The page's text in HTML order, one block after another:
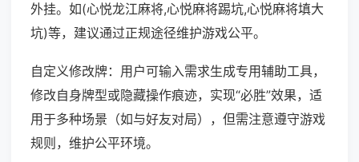
外挂。如(心悦龙江麻将,心悦麻将踢坑,心悦麻将填大
坑)等，建议通过正规途径维护游戏公平。
自定义修改牌：用户可输入需求生成专用辅助工具，
修改自身牌型或隐藏操作痕迹，实现“必胜”效果，适
用于多种场景（如与好友对局），但需注意遵守游戏
规则，维护公平环境。